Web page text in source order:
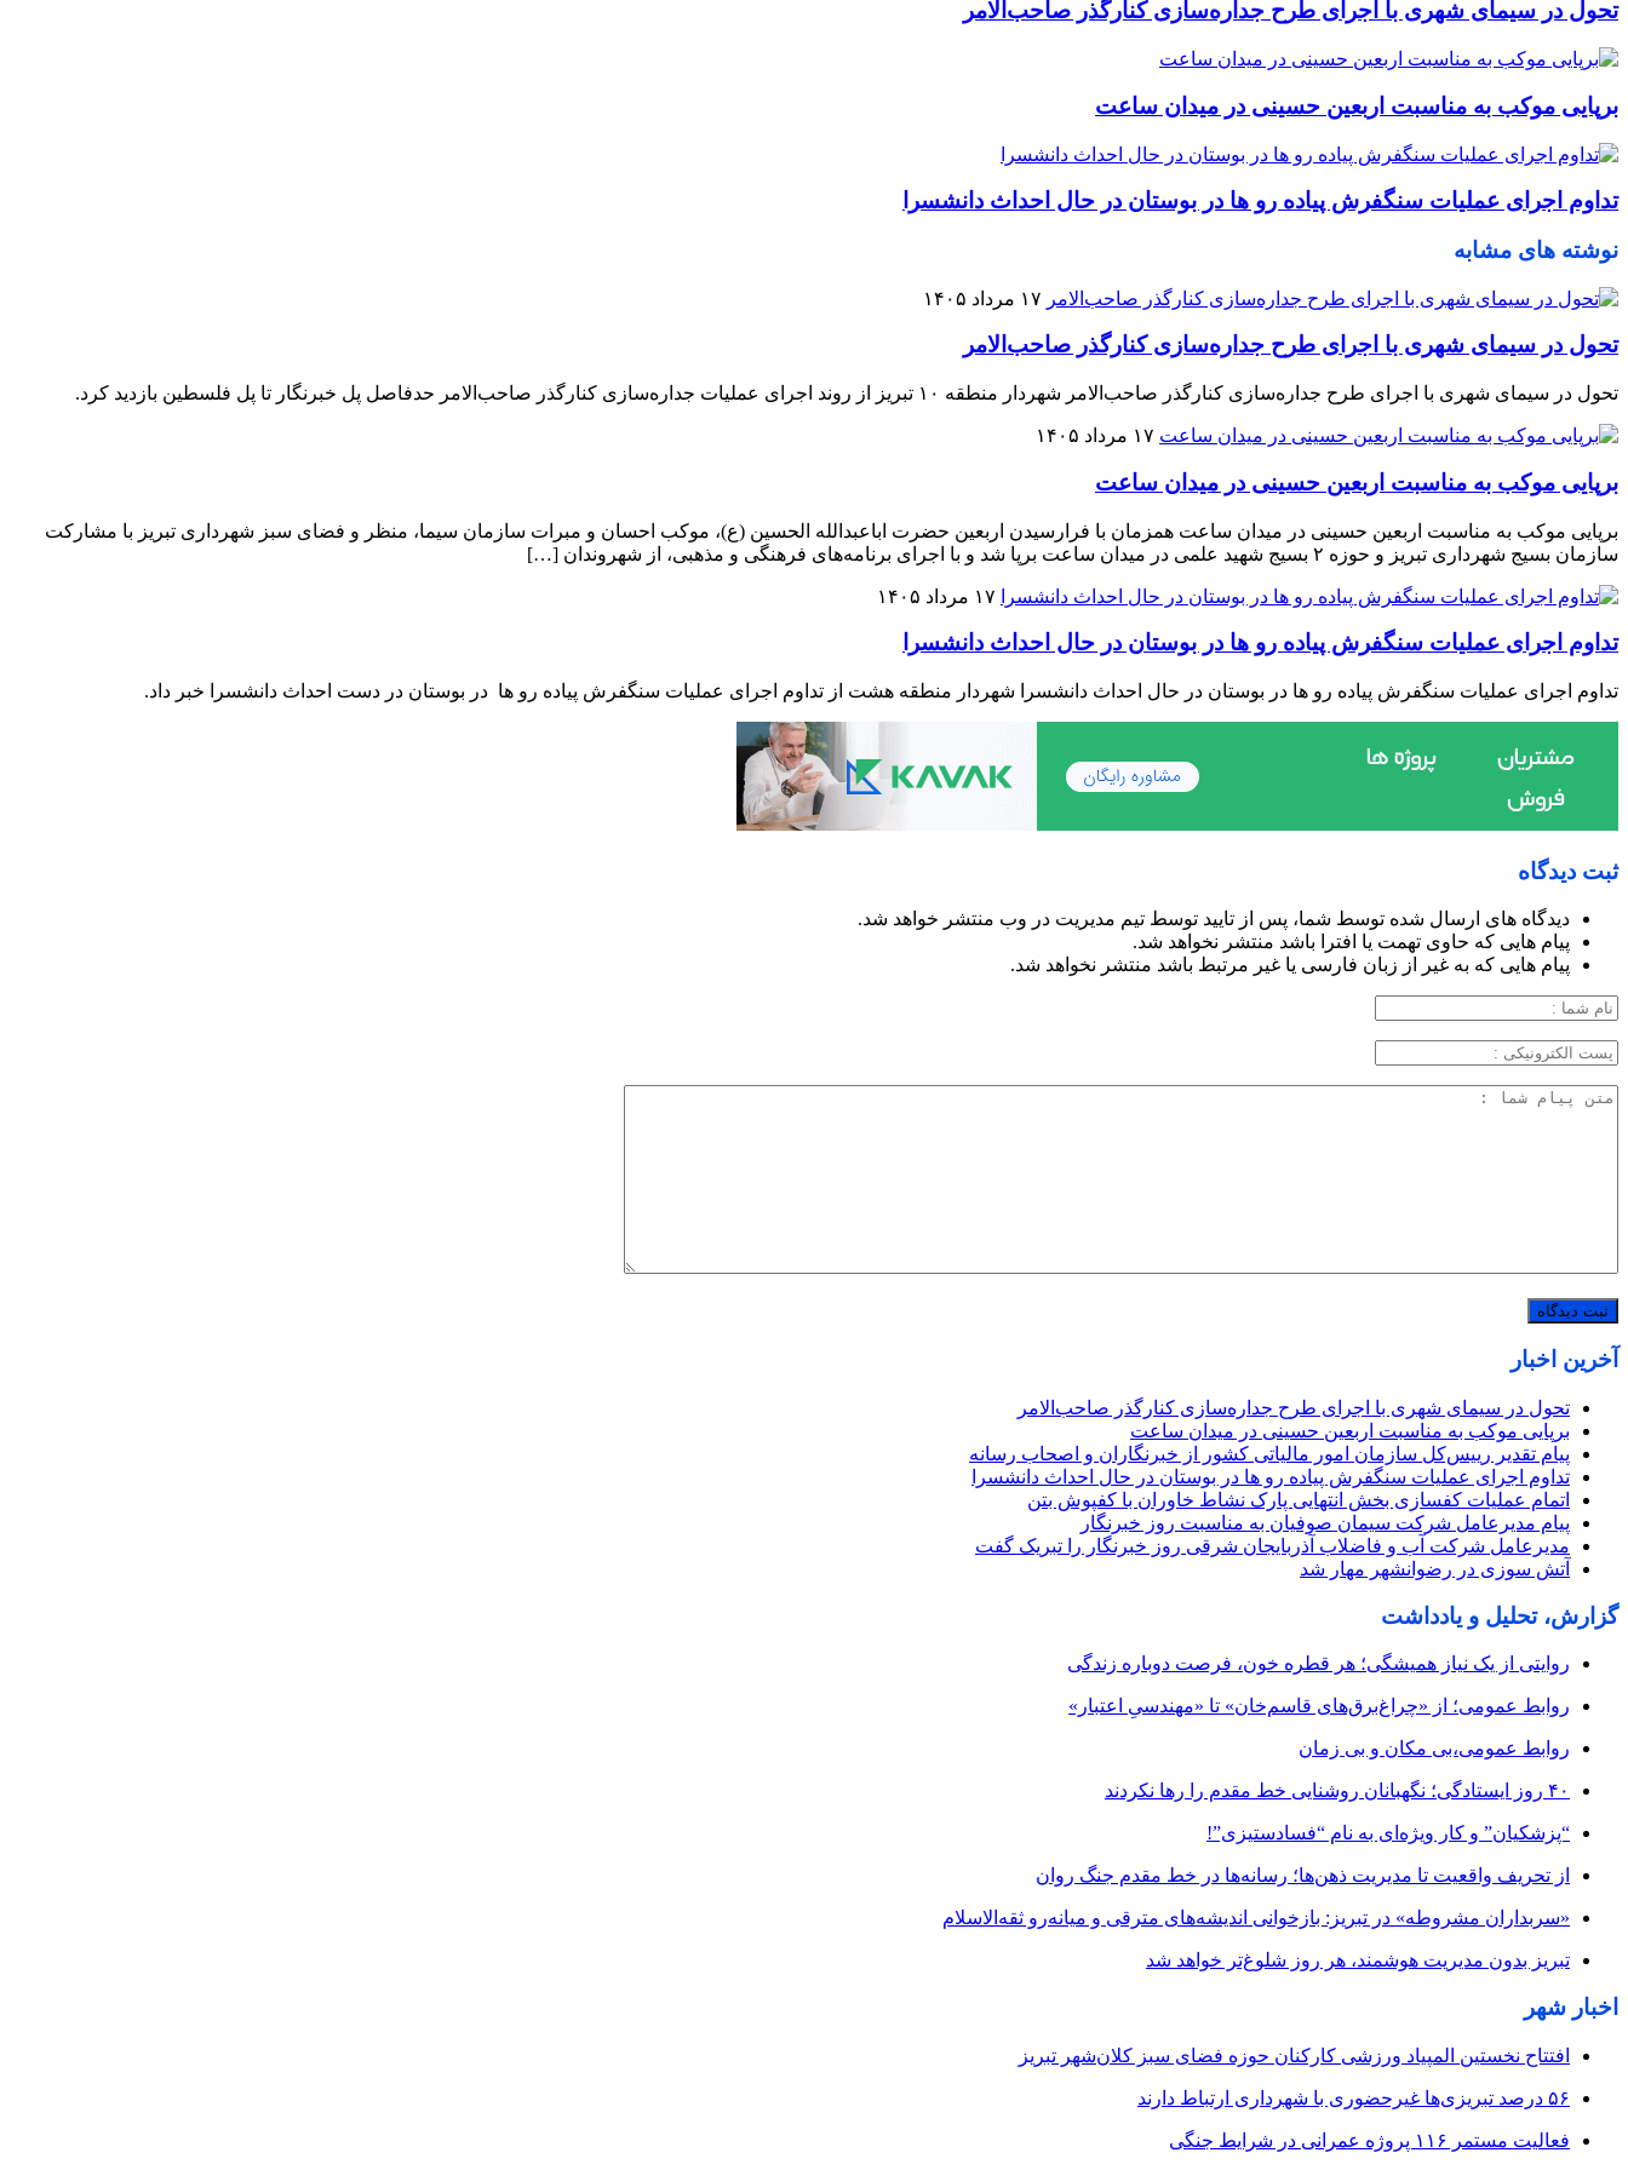
تحول در سیمای شهری با اجرای طرح جداره‌سازی کنارگذر صاحب‌الامر
برپایی موکب به مناسبت اربعین حسینی در میدان ساعت
تداوم اجرای عملیات سنگفرش پیاده رو ها در بوستان در حال احداث دانشسرا
نوشته های مشابه
۱۷ مرداد ۱۴۰۵
تحول در سیمای شهری با اجرای طرح جداره‌سازی کنارگذر صاحب‌الامر
تحول در سیمای شهری با اجرای طرح جداره‌سازی کنارگذر صاحب‌الامر شهردار منطقه ۱۰ تبریز از روند اجرای عملیات جداره‌سازی کنارگذر صاحب‌الامر حدفاصل پل خبرنگار تا پل فلسطین بازدید کرد.
۱۷ مرداد ۱۴۰۵
برپایی موکب به مناسبت اربعین حسینی در میدان ساعت
برپایی موکب به مناسبت اربعین حسینی در میدان ساعت همزمان با فرارسیدن اربعین حضرت اباعبدالله الحسین (ع)، موکب احسان و مبرات سازمان سیما، منظر و فضای سبز شهرداری تبریز با مشارکت
سازمان بسیج شهرداری تبریز و حوزه ۲ بسیج شهید علمی در میدان ساعت برپا شد و با اجرای برنامه‌های فرهنگی و مذهبی، از شهروندان […]
۱۷ مرداد ۱۴۰۵
تداوم اجرای عملیات سنگفرش پیاده رو ها در بوستان در حال احداث دانشسرا
تداوم اجرای عملیات سنگفرش پیاده رو ها در بوستان در حال احداث دانشسرا شهردار منطقه هشت از تداوم اجرای عملیات سنگفرش پیاده رو ها در بوستان در دست احداث دانشسرا خبر داد.
ثبت دیدگاه
دیدگاه های ارسال شده توسط شما، پس از تایید توسط تیم مدیریت در وب منتشر خواهد شد.
پیام هایی که حاوی تهمت یا افترا باشد منتشر نخواهد شد.
پیام هایی که به غیر از زبان فارسی یا غیر مرتبط باشد منتشر نخواهد شد.
آخرین اخبار
تحول در سیمای شهری با اجرای طرح جداره‌سازی کنارگذر صاحب‌الامر
برپایی موکب به مناسبت اربعین حسینی در میدان ساعت
پیام تقدیر رییس‌کل سازمان امور مالیاتی کشور از خبرنگاران و اصحاب رسانه
تداوم اجرای عملیات سنگفرش پیاده رو ها در بوستان در حال احداث دانشسرا
اتمام عملیات کفسازی بخش انتهایی پارک نشاط خاوران با کفپوش بتن
پیام مدیرعامل شرکت سیمان صوفیان به مناسبت روز خبرنگار
مدیرعامل شرکت آب و فاضلاب آذربایجان شرقی روز خبرنگار را تبریک گفت
آتش سوزی در رضوانشهر مهار شد
گزارش، تحلیل و یادداشت
روایتی از یک نیاز همیشگی؛ هر قطره خون، فرصت دوباره زندگی
روابط عمومی؛ از «چراغ‌برق‌های قاسم‌خان» تا «مهندسیِ اعتبار»
روابط عمومی،بی مکان و بی زمان
۴۰ روز ایستادگی؛ نگهبانان روشنایی خط مقدم را رها نکردند
“پزشکیان” و کار ویژه‌ای به نام “فسادستیزی”!
از تحریف واقعیت تا مدیریت ذهن‌ها؛ رسانه‌ها در خط مقدم جنگ روان
«سربداران مشروطه» در تبریز: بازخوانی اندیشه‌های مترقی و میانه‌رو ثقه‌الاسلام
تبریز بدون مدیریت هوشمند، هر روز شلوغ‌تر خواهد شد
اخبار شهر
افتتاح نخستین المپیاد ورزشی کارکنان حوزه فضای سبز کلان‌شهر تبریز
۵۶ درصد تبریزی‌ها غیرحضوری با شهرداری ارتباط دارند
فعالیت مستمر ۱۱۶ پروژه عمرانی در شرایط جنگی